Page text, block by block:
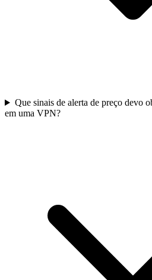
Que sinais de alerta de preço devo
em uma VPN?